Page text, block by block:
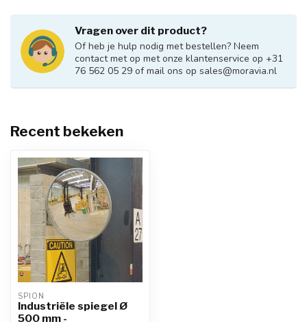
Vragen over dit product?
Of heb je hulp nodig met bestellen? Neem
contact met op met onze klantenservice op +31
76 562 05 29 of mail ons op sales@moravia.nl
Recent bekeken
SPION
Industriële spiegel Ø
500 mm -